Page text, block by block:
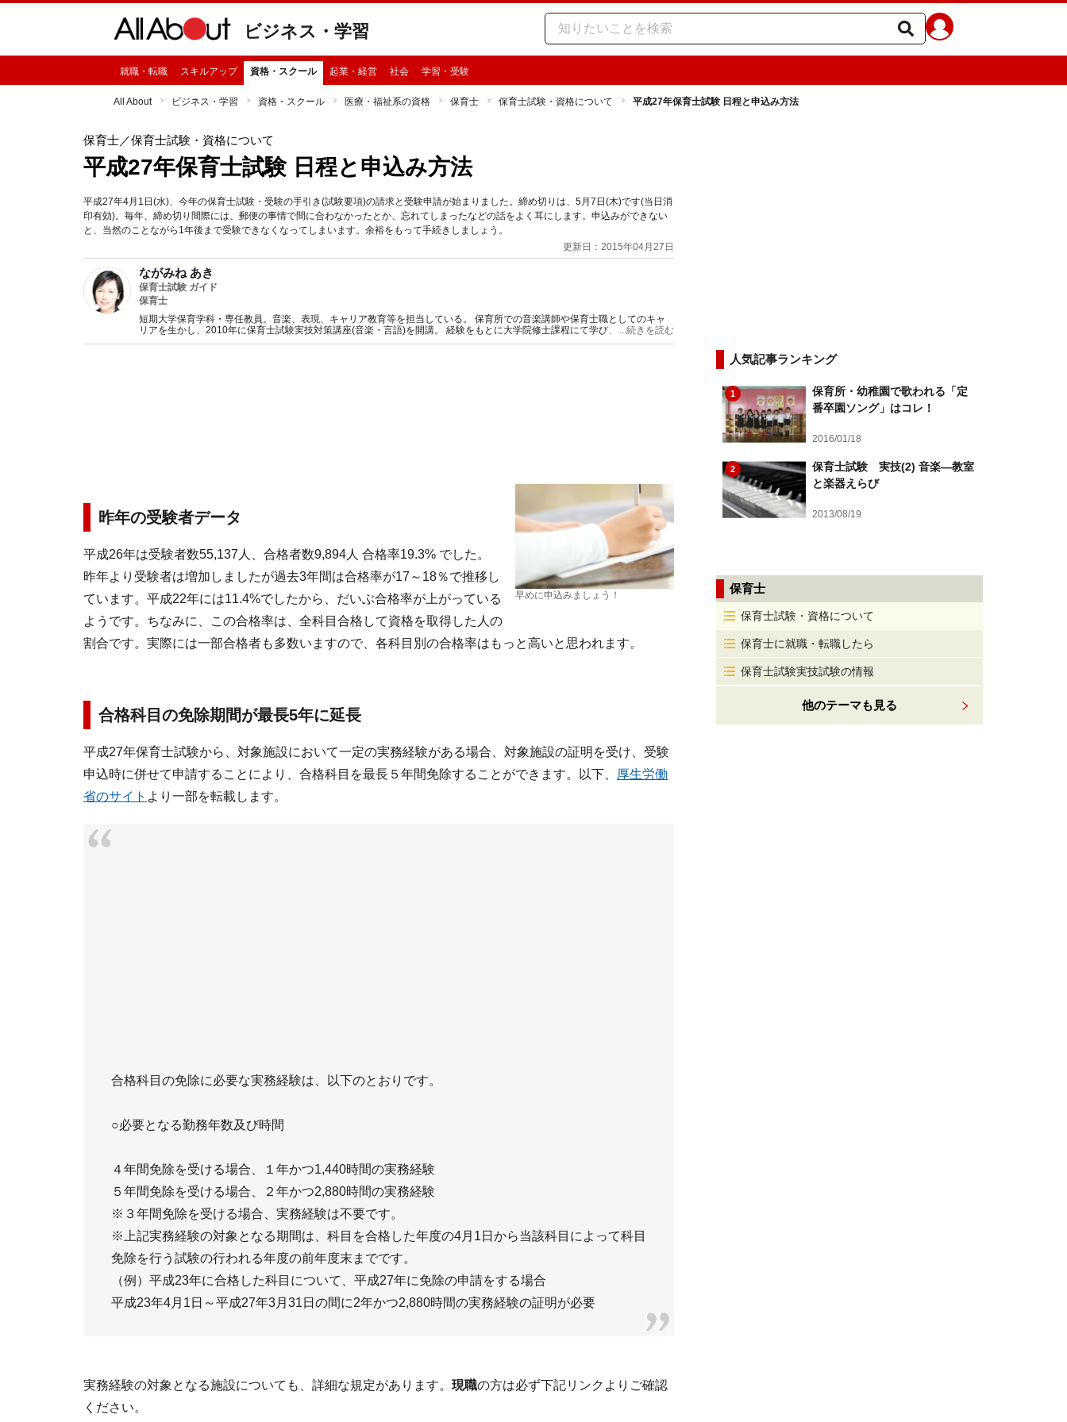
ビジネス・学習
就職・転職 スキルアップ 資格・スクール 起業・経営 社会 学習・受験
All About ビジネス・学習 資格・スクール 医療・福祉系の資格 保育士 保育士試験・資格について 平成27年保育士試験 日程と申込み方法
保育士／保育士試験・資格について
平成27年保育士試験 日程と申込み方法
平成27年4月1日(水)、今年の保育士試験・受験の手引き(試験要項)の請求と受験申請が始まりました。締め切りは、5月7日(木)です(当日消
印有効)。毎年、締め切り間際には、郵便の事情で間に合わなかったとか、忘れてしまったなどの話をよく耳にします。申込みができない
と、当然のことながら1年後まで受験できなくなってしまいます。余裕をもって手続きしましょう。
更新日：2015年04月27日
ながみね あき
保育士試験 ガイド
保育士
短期大学保育学科・専任教員。音楽、表現、キャリア教育等を担当している。 保育所での音楽講師や保育士職としてのキャ
リアを生かし、2010年に保育士試験実技対策講座(音楽・言語)を開講。 経験をもとに大学院修士課程にて学び、2017年より
現職。
...続きを読む
早めに申込みましょう！
昨年の受験者データ
平成26年は受験者数55,137人、合格者数9,894人 合格率19.3% でした。
昨年より受験者は増加しましたが過去3年間は合格率が17～18％で推移し
ています。平成22年には11.4%でしたから、だいぶ合格率が上がっている
ようです。ちなみに、この合格率は、全科目合格して資格を取得した人の
割合です。実際には一部合格者も多数いますので、各科目別の合格率はもっと高いと思われます。
合格科目の免除期間が最長5年に延長
平成27年保育士試験から、対象施設において一定の実務経験がある場合、対象施設の証明を受け、受験
申込時に併せて申請することにより、合格科目を最長５年間免除することができます。以下、
厚生労働
省のサイト より一部を転載します。
合格科目の免除に必要な実務経験は、以下のとおりです。
○必要となる勤務年数及び時間
４年間免除を受ける場合、１年かつ1,440時間の実務経験
５年間免除を受ける場合、２年かつ2,880時間の実務経験
※３年間免除を受ける場合、実務経験は不要です。
※上記実務経験の対象となる期間は、科目を合格した年度の4月1日から当該科目によって科目
免除を行う試験の行われる年度の前年度末までです。
（例）平成23年に合格した科目について、平成27年に免除の申請をする場合
平成23年4月1日～平成27年3月31日の間に2年かつ2,880時間の実務経験の証明が必要
実務経験の対象となる施設についても、詳細な規定があります。 現職の方は必ず下記リンクよりご確認
ください。
人気記事ランキング
1
保育所・幼稚園で歌われる「定
番卒園ソング」はコレ！
2016/01/18
2
保育士試験 実技(2) 音楽―教室
と楽器えらび
2013/08/19
保育士
保育士試験・資格について
保育士に就職・転職したら
保育士試験実技試験の情報
他のテーマも見る